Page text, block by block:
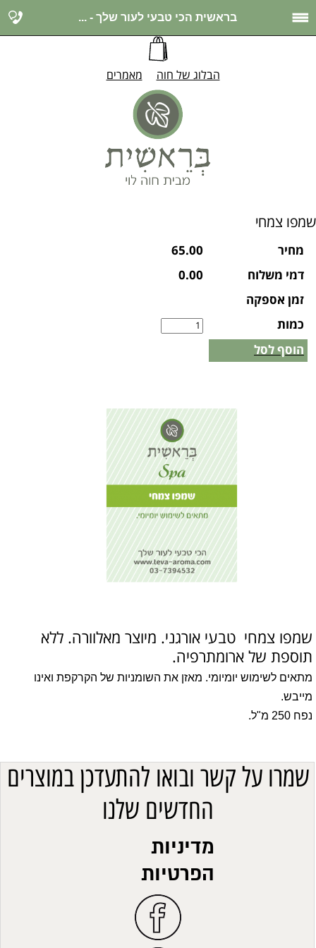
בראשית הכי טבעי לעור שלך - ...
הבלוג של חוה מאמרים
שמפו צמחי
מחיר
65.00
דמי משלוח
0.00
זמן אספקה
כמות
הוסף לסל
שמפו צמחי טבעי אורגני. מיוצר מאלוורה. ללא
תוספת של ארומתרפיה.
מתאים לשימוש יומיומי. מאזן את השומניות של הקרקפת ואינו
מייבש.
נפח 250 מ"ל.
שמרו על קשר ובואו להתעדכן במוצרים
החדשים שלנו
מדיניות
הפרטיות